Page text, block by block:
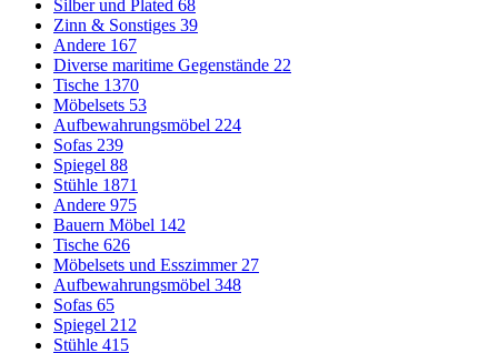
Silber und Plated 68
Zinn & Sonstiges 39
Andere 167
Diverse maritime Gegenstände 22
Tische 1370
Möbelsets 53
Aufbewahrungsmöbel 224
Sofas 239
Spiegel 88
Stühle 1871
Andere 975
Bauern Möbel 142
Tische 626
Möbelsets und Esszimmer27
Aufbewahrungsmöbel 348
Sofas 65
Spiegel 212
Stühle 415